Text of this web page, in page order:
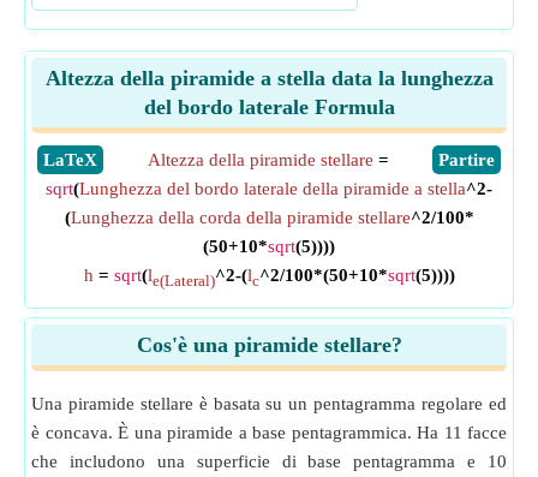
Altezza della piramide a stella data la lunghezza
del bordo laterale Formula
​LaTeX ​Partire
Altezza della piramide stellare =
sqrt(Lunghezza del bordo laterale della piramide a stella^2-
(Lunghezza della corda della piramide stellare^2/100*
(50+10*sqrt(5))))
h = sqrt(le(Lateral)^2-(lc^2/100*(50+10*sqrt(5))))
Cos'è una piramide stellare?
Una piramide stellare è basata su un pentagramma regolare ed
è concava. È una piramide a base pentagrammica. Ha 11 facce
che includono una superficie di base pentagramma e 10